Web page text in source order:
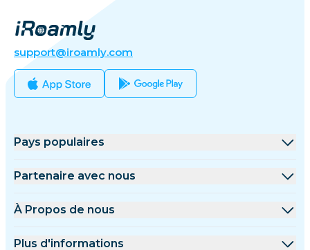
support@iroamly.com
Pays populaires
États-Unis
Turquie
France
Partenaire avec nous
Plateforme de gros
À Propos de nous
À Propos de iRoamly
Plus d'informations